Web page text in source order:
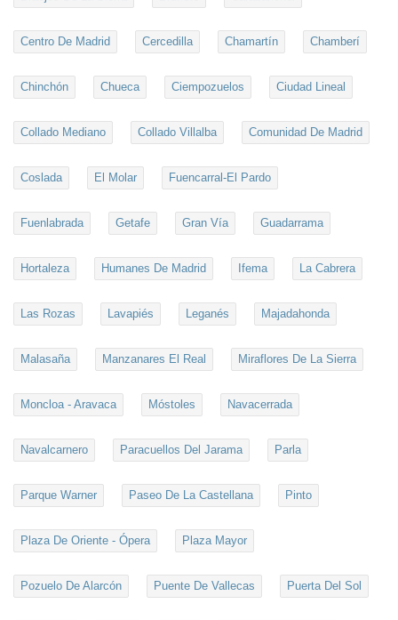
Centro De Madrid Cercedilla Chamartín Chamberí
Chinchón Chueca Ciempozuelos Ciudad Lineal
Collado Mediano Collado Villalba Comunidad De Madrid
Coslada El Molar Fuencarral-El Pardo
Fuenlabrada Getafe Gran Vía Guadarrama
Hortaleza Humanes De Madrid Ifema La Cabrera
Las Rozas Lavapiés Leganés Majadahonda
Malasaña Manzanares El Real Miraflores De La Sierra
Moncloa - Aravaca Móstoles Navacerrada
Navalcarnero Paracuellos Del Jarama Parla
Parque Warner Paseo De La Castellana Pinto
Plaza De Oriente - Ópera Plaza Mayor
Pozuelo De Alarcón Puente De Vallecas Puerta Del Sol